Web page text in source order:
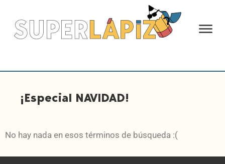
¡Especial NAVIDAD!
No hay nada en esos términos de búsqueda :(